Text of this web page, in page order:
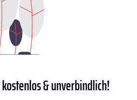
& unverbindlich!